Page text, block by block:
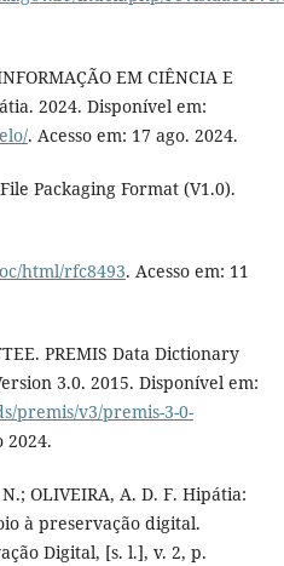
EM CIÊNCIA E
2024. Disponível em:
. Acesso em: 17 ago. 2024.
Packaging Format (V1.0).
html/rfc8493. Acesso em: 11
PREMIS Data Dictionary
3.0. 2015. Disponível em:
premis/v3/premis-3-0-
2024.
OLIVEIRA, A. D. F. Hipátia:
à preservação digital.
Digital, [s. l.], v. 2, p.